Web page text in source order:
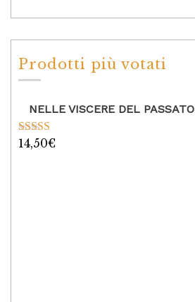
Prodotti più votati
NELLE VISCERE DEL PASSATO
Valutato
14,50€